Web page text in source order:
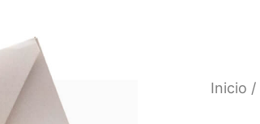
Inicio /